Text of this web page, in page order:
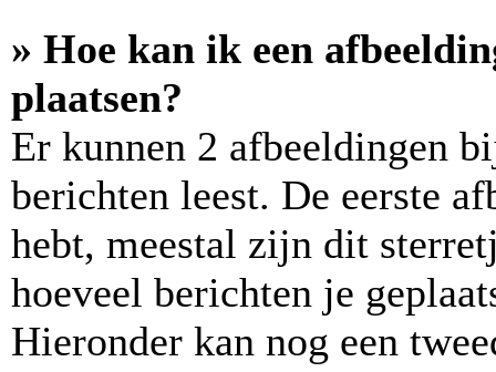
» Hoe kan ik een
plaatsen?
Er kunnen 2 afbeeldingen
berichten leest. De eerste
hebt, meestal zijn dit
hoeveel berichten je
Hieronder kan nog een